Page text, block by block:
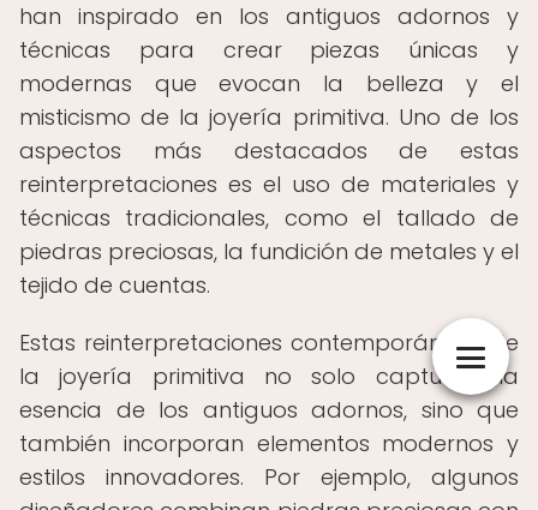
han inspirado en los antiguos adornos y
técnicas para crear piezas únicas y
modernas que evocan la belleza y el
misticismo de la joyería primitiva. Uno de los
aspectos más destacados de estas
reinterpretaciones es el uso de materiales y
técnicas tradicionales, como el tallado de
piedras preciosas, la fundición de metales y el
tejido de cuentas.
Estas reinterpretaciones contemporáneas de
la joyería primitiva no solo capturan la
esencia de los antiguos adornos, sino que
también incorporan elementos modernos y
estilos innovadores. Por ejemplo, algunos